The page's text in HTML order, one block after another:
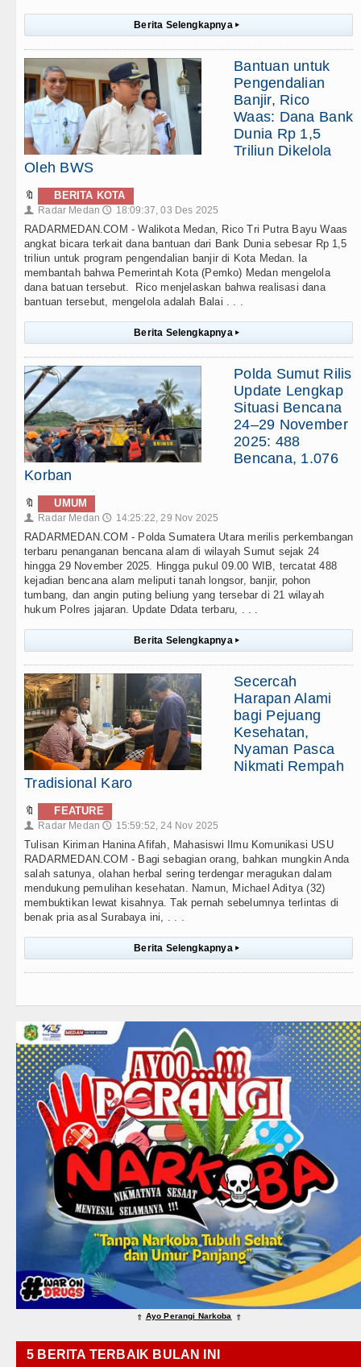
Berita Selengkapnya ▸
Bantuan untuk
Pengendalian
Banjir, Rico
Waas: Dana Bank
Dunia Rp 1,5
Triliun Dikelola
Oleh BWS
🔖 BERITA KOTA
👤 Radar Medan 🕔 18:09:37, 03 Des 2025
RADARMEDAN.COM - Walikota Medan, Rico Tri Putra Bayu Waas
angkat bicara terkait dana bantuan dari Bank Dunia sebesar Rp 1,5
triliun untuk program pengendalian banjir di Kota Medan. Ia
membantah bahwa Pemerintah Kota (Pemko) Medan mengelola
dana batuan tersebut. Rico menjelaskan bahwa realisasi dana
bantuan tersebut, mengelola adalah Balai . . .
Berita Selengkapnya ▸
Polda Sumut Rilis
Update Lengkap
Situasi Bencana
24–29 November
2025: 488
Bencana, 1.076
Korban
🔖 UMUM
👤 Radar Medan 🕔 14:25:22, 29 Nov 2025
RADARMEDAN.COM - Polda Sumatera Utara merilis perkembangan
terbaru penanganan bencana alam di wilayah Sumut sejak 24
hingga 29 November 2025. Hingga pukul 09.00 WIB, tercatat 488
kejadian bencana alam meliputi tanah longsor, banjir, pohon
tumbang, dan angin puting beliung yang tersebar di 21 wilayah
hukum Polres jajaran. Update Ddata terbaru, . . .
Berita Selengkapnya ▸
Secercah
Harapan Alami
bagi Pejuang
Kesehatan,
Nyaman Pasca
Nikmati Rempah
Tradisional Karo
🔖 FEATURE
👤 Radar Medan 🕔 15:59:52, 24 Nov 2025
Tulisan Kiriman Hanina Afifah, Mahasiswi Ilmu Komunikasi USU
RADARMEDAN.COM - Bagi sebagian orang, bahkan mungkin Anda
salah satunya, olahan herbal sering terdengar meragukan dalam
mendukung pemulihan kesehatan. Namun, Michael Aditya (32)
membuktikan lewat kisahnya. Tak pernah sebelumnya terlintas di
benak pria asal Surabaya ini, . . .
Berita Selengkapnya ▸
⇑ Ayo Perangi Narkoba ⇑
5 BERITA TERBAIK BULAN INI